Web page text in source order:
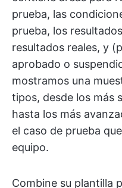
prueba, las
prueba, los
resultados reales, y
aprobado o
mostramos una
tipos, desde los más
hasta los más
el caso de prueba
equipo.
Combine su plantilla